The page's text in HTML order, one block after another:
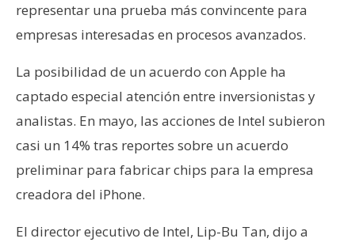
representar una prueba más convincente para
empresas interesadas en procesos avanzados.
La posibilidad de un acuerdo con Apple ha
captado especial atención entre inversionistas y
analistas. En mayo, las acciones de Intel subieron
casi un 14% tras reportes sobre un acuerdo
preliminar para fabricar chips para la empresa
creadora del iPhone.
El director ejecutivo de Intel, Lip-Bu Tan, dijo a